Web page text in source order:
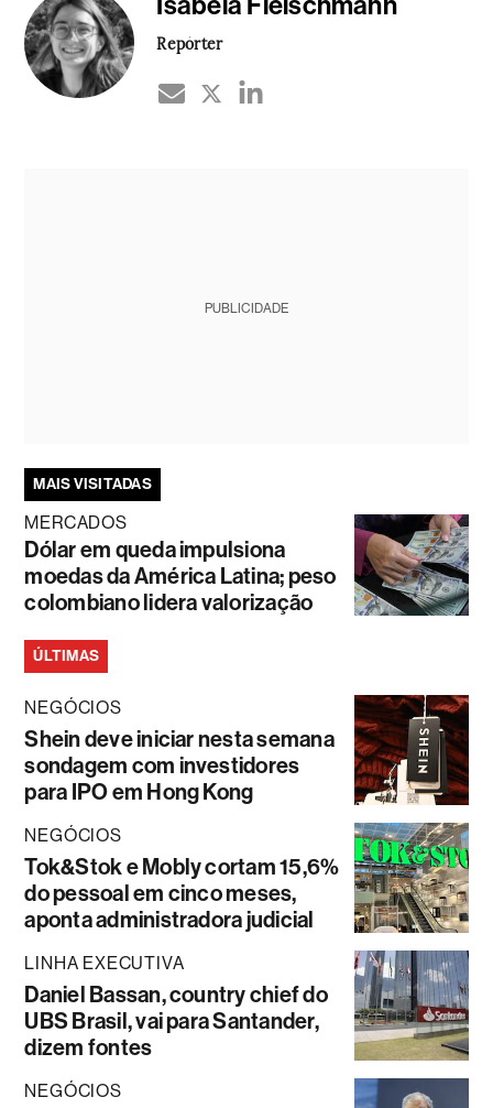
Repórter
PUBLICIDADE
MAIS VISITADAS
MERCADOS
Dólar em queda impulsiona
moedas da América Latina; peso
colombiano lidera valorização
ÚLTIMAS
NEGÓCIOS
Shein deve iniciar nesta semana
sondagem com investidores
para IPO em Hong Kong
NEGÓCIOS
Tok&Stok e Mobly cortam 15,6%
do pessoal em cinco meses,
aponta administradora judicial
LINHA EXECUTIVA
Daniel Bassan, country chief do
UBS Brasil, vai para Santander,
dizem fontes
NEGÓCIOS